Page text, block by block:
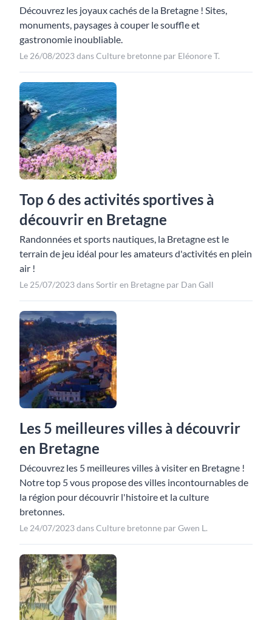
Découvrez les joyaux cachés de la Bretagne ! Sites,
monuments, paysages à couper le souffle et
gastronomie inoubliable.
Le 26/08/2023 dans Culture bretonne par Eléonore T.
Top 6 des activités sportives à
découvrir en Bretagne
Randonnées et sports nautiques, la Bretagne est le
terrain de jeu idéal pour les amateurs d'activités en plein
air !
Le 25/07/2023 dans Sortir en Bretagne par Dan Gall
Les 5 meilleures villes à découvrir
en Bretagne
Découvrez les 5 meilleures villes à visiter en Bretagne !
Notre top 5 vous propose des villes incontournables de
la région pour découvrir l'histoire et la culture
bretonnes.
Le 24/07/2023 dans Culture bretonne par Gwen L.